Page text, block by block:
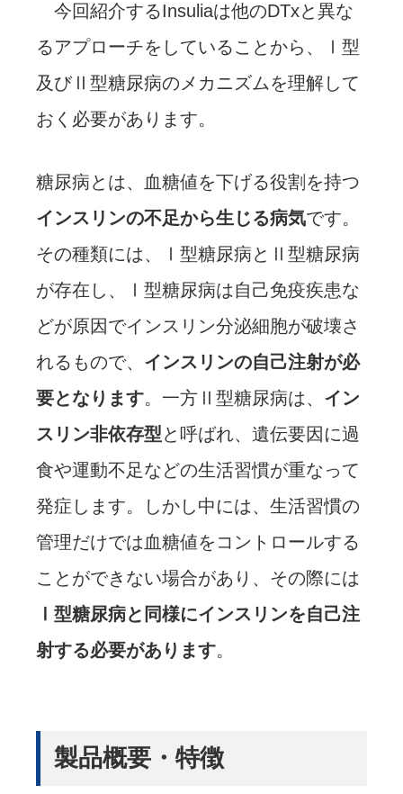
今回紹介するInsuliaは他のDTxと異な
るアプローチをしていることから、Ⅰ型
及びⅡ型糖尿病のメカニズムを理解して
おく必要があります。
糖尿病とは、血糖値を下げる役割を持つ
インスリンの不足から生じる病気です。
その種類には、Ⅰ型糖尿病とⅡ型糖尿病
が存在し、Ⅰ型糖尿病は自己免疫疾患な
どが原因でインスリン分泌細胞が破壊さ
れるもので、 インスリンの自己注射が必
要となります。一方Ⅱ型糖尿病は、 イン
スリン非依存型と呼ばれ、遺伝要因に過
食や運動不足などの生活習慣が重なって
発症します。しかし中には、生活習慣の
管理だけでは血糖値をコントロールする
ことができない場合があり、その際には
Ⅰ型糖尿病と同様にインスリンを自己注
射する必要があります。
製品概要・特徴